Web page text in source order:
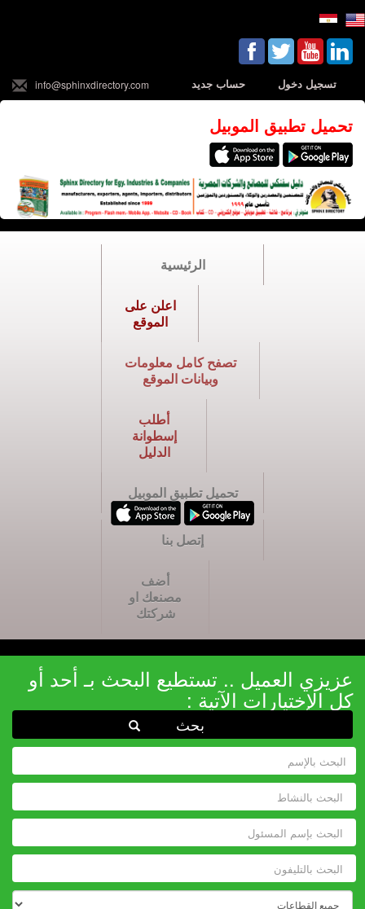
تسجيل دخول حساب جديد info@sphinxdirectory.com
تحميل تطبيق الموبيل
الرئيسية
اعلن على
الموقع
تصفح كامل معلومات
وبيانات الموقع
أطلب
إسطوانة
الدليل
تحميل تطبيق الموبيل
إتصل بنا
أضف
مصنعك او
شركتك
عزيزي العميل .. تستطيع البحث بـ أحد أو
كل الإختيارات الآتية :